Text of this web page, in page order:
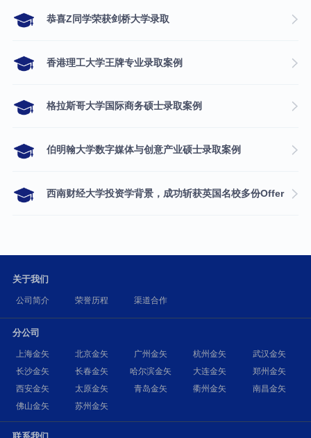
​恭喜Z同学荣获剑桥大学录取
香港理工大学王牌专业录取案例
格拉斯哥大学国际商务硕士录取案例
伯明翰大学数字媒体与创意产业硕士录取案例
西南财经大学投资学背景，成功斩获英国名校多份Offer
关于我们
公司简介 荣誉历程 渠道合作
分公司
上海金矢 北京金矢 广州金矢 杭州金矢
武汉金矢
长沙金矢
长春金矢 哈尔滨金矢 大连金矢
郑州金矢
西安金矢
太原金矢 青岛金矢 衢州金矢
南昌金矢
佛山金矢
苏州金矢